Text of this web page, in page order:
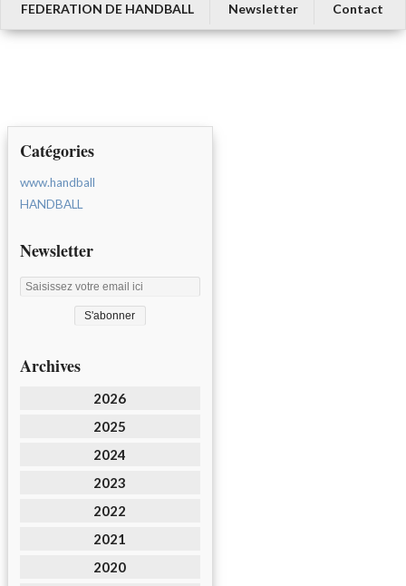
FEDERATION DE HANDBALL
Newsletter Contact
Catégories
www.handball
HANDBALL
Newsletter
Archives
2026
2025
2024
2023
2022
2021
2020